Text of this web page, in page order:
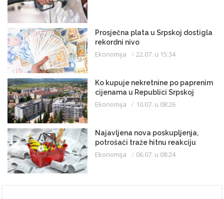
Prosječna plata u Srpskoj dostigla
rekordni nivo
Ekonomija 22.07. u 15:34
Ko kupuje nekretnine po paprenim
cijenama u Republici Srpskoj
Ekonomija 10.07. u 08:26
Najavljena nova poskupljenja,
potrošači traže hitnu reakciju
Ekonomija 06.07. u 08:24